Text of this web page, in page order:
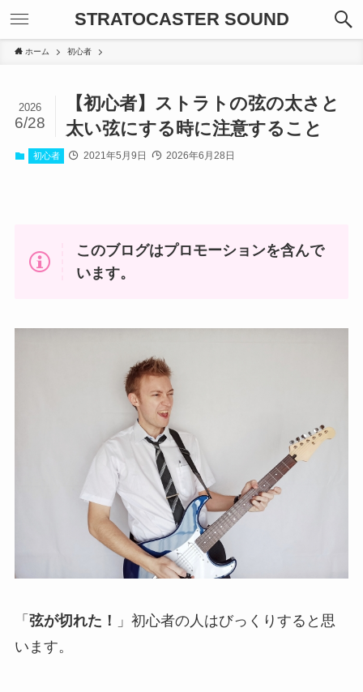
STRATOCASTER SOUND
ホーム 初心者
【初心者】ストラトの弦の太さと
太い弦にする時に注意すること
2026
6/28
初心者 2021年5月9日 2026年6月28日
このブログはプロモーションを含んで
います。
「 弦が切れた！
」初心者の人はびっくりすると思
います。